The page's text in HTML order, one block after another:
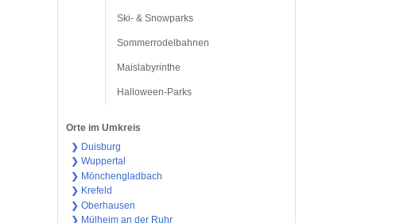
Ski- & Snowparks
Sommerrodelbahnen
Maislabyrinthe
Halloween-Parks
Orte im Umkreis
❯ Duisburg
❯ Wuppertal
❯ Mönchengladbach
❯ Krefeld
❯ Oberhausen
❯ Mülheim an der Ruhr